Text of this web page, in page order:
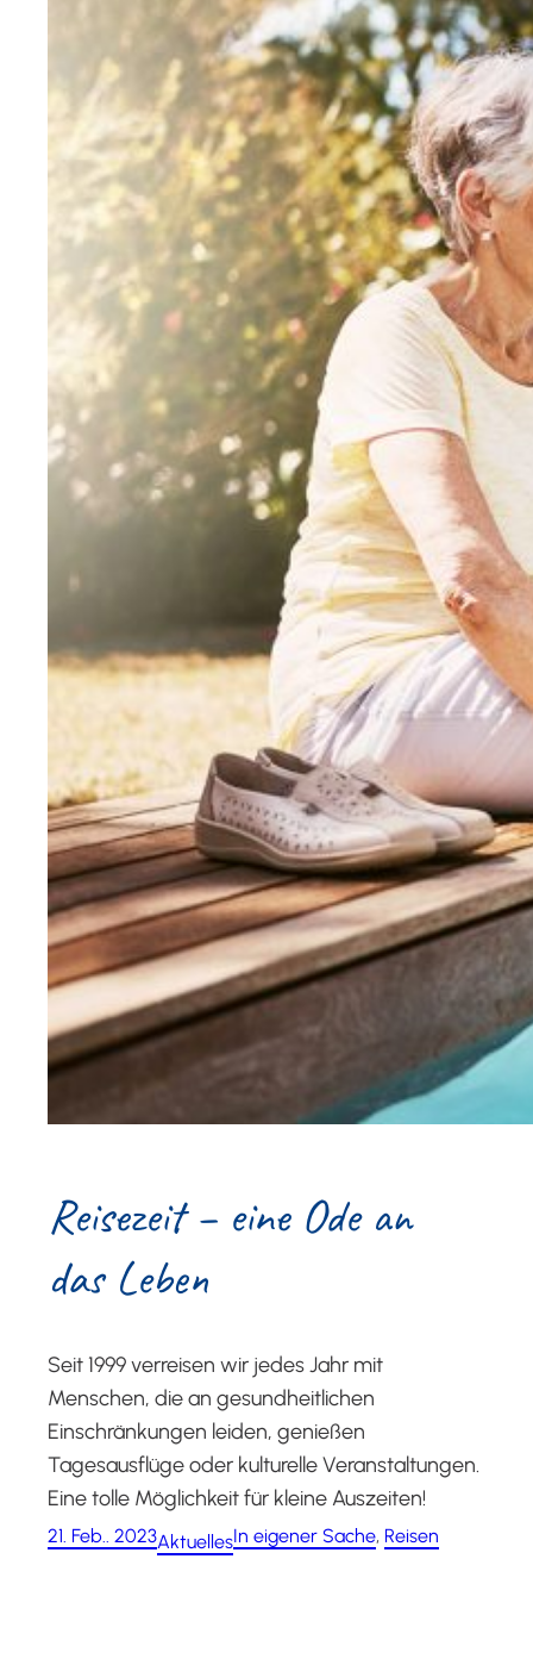
Rei­se­zeit – eine Ode an
das Leben
Seit 1999 verreisen wir jedes Jahr mit
Menschen, die an gesundheitlichen
Einschränkungen leiden, genießen
Tagesausflüge oder kulturelle Veranstaltungen.
Eine tolle Möglichkeit für kleine Auszeiten!
21. Feb.. 2023AktuellesIn eigener Sache, Reisen